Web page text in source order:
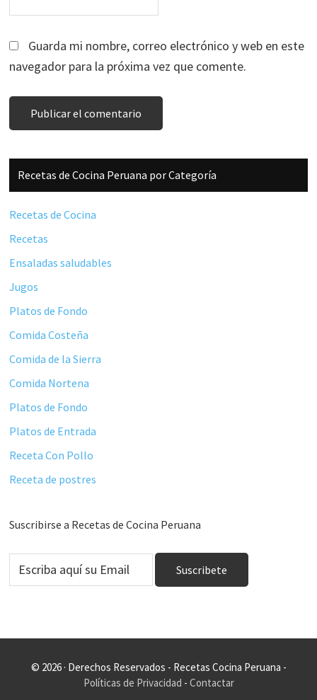
Guarda mi nombre, correo electrónico y web en este
navegador para la próxima vez que comente.
Barra
lateral
principal
Recetas de Cocina Peruana por Categoría
Recetas de Cocina
Recetas
Ensaladas saludables
Jugos
Platos de Fondo
Comida Costeña
Comida de la Sierra
Comida Nortena
Platos de Fondo
Platos de Entrada
Receta Con Pollo
Receta de postres
Suscribirse a Recetas de Cocina Peruana
© 2026 · Derechos Reservados - Recetas Cocina Peruana -
Políticas de Privacidad - Contactar